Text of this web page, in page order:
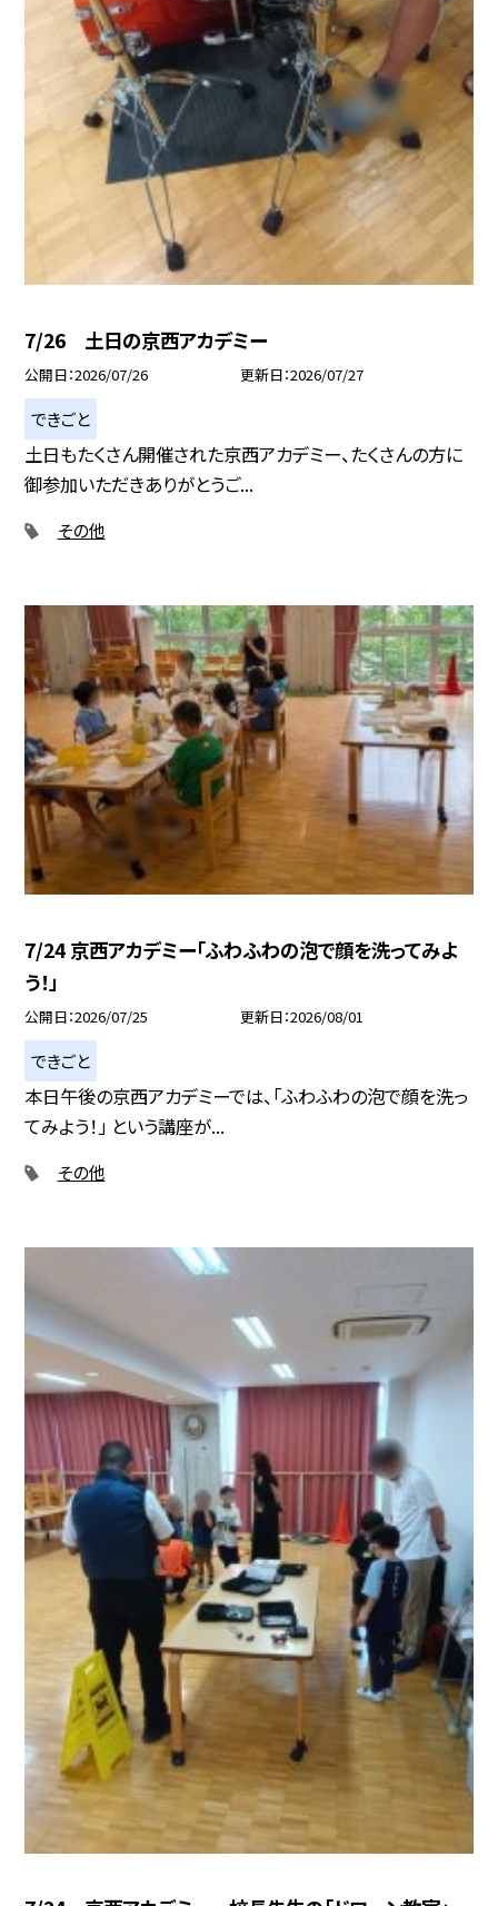
7/26 土日の京西アカデミー
公開日 2026/07/26 更新日 2026/07/27
できごと
土日もたくさん開催された京西アカデミー、たくさんの方に
御参加いただきありがとうご...
その他
7/24 京西アカデミー「ふわふわの泡で顔を洗ってみよ
う！」
公開日 2026/07/25 更新日 2026/08/01
できごと
本日午後の京西アカデミーでは、「ふわふわの泡で顔を洗っ
てみよう！」 という講座が...
その他